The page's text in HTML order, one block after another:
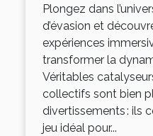
Plongez dans
d’évasion et
expériences
transformer la
Véritables
collectifs sont bien
divertissements : ils
jeu idéal pour...